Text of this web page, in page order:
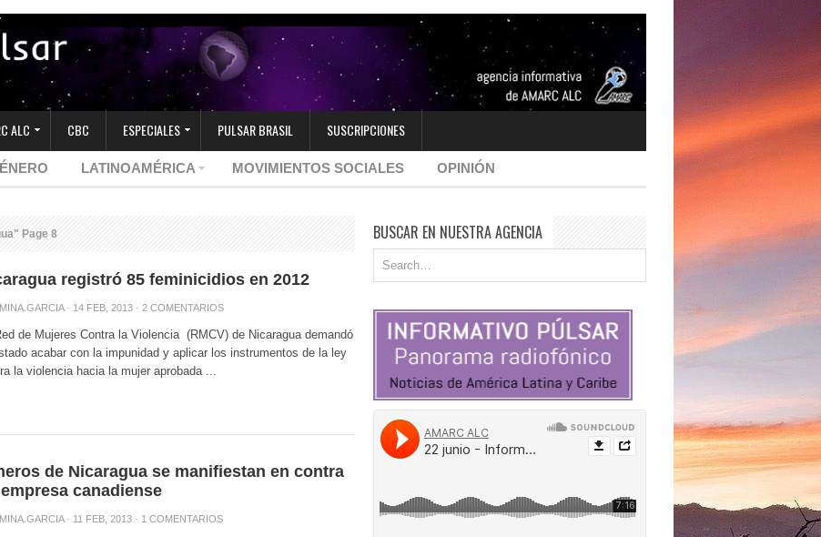
ALC CBC ESPECIALES PULSAR BRASIL SUSCRIPCIONES
LATINOAMÉRICA MOVIMIENTOS SOCIALES OPINIÓN
Page 8
registró 85 feminicidios en 2012
· 14 FEB, 2013 · 2 COMENTARIOS
de Mujeres Contra la Violencia (RMCV) de Nicaragua demandó
acabar con la impunidad y aplicar los instrumentos de la ley
la violencia hacia la mujer aprobada ...
de Nicaragua se manifiestan en contra
canadiense
· 11 FEB, 2013 · 1 COMENTARIOS
BUSCAR EN NUESTRA AGENCIA